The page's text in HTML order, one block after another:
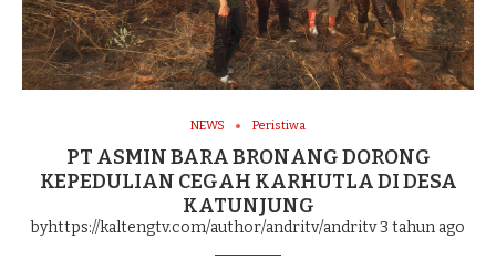
NEWS Peristiwa
PT ASMIN BARA BRONANG DORONG
KEPEDULIAN CEGAH KARHUTLA DI DESA
KATUNJUNG
byhttps://kaltengtv.com/author/andritv/andritv3 tahun ago